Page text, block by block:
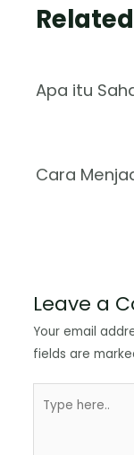
Apa itu
Cara
Leave a
Your email
fields are